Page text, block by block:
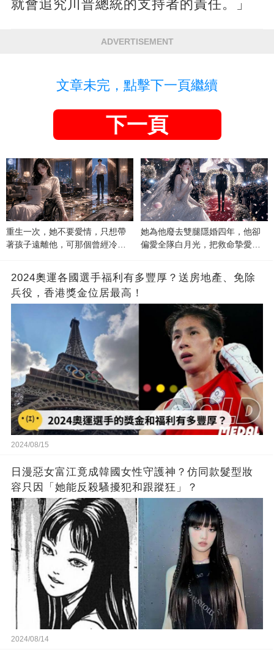
就會追究川普總統的支持者的責任。」
ADVERTISEMENT
文章未完，點擊下一頁繼續
下一頁
重生一次，她不要愛情，只想帶
著孩子遠離他，可那個曾經冷漠
她為他廢去雙腿隱婚四年，他卻
偏愛全隊白月光，把救命摯愛當
2024奧運各國選手福利有多豐厚？送房地產、免除
兵役，香港獎金位居最高！
2024/08/15
日漫惡女富江竟成韓國女性守護神？仿同款髮型妝
容只因「她能反殺騷擾犯和跟蹤狂」？
2024/08/14